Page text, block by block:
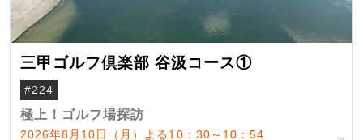
三甲ゴルフ倶楽部 谷汲コース①
#224
極上！ゴルフ場探訪
2026年8月10日（月）よる10：30～10：54